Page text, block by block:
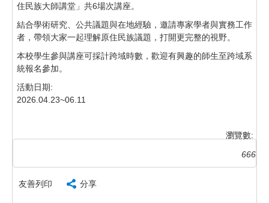
住民族大師講堂」共6場次講座。
結合學術研究、公共議題與在地經驗，邀請專家學者與實務工作
者，帶領大家一起理解原住民族議題，打開更完整的視野。
本校學生參與講座可採計跨域時數，歡迎有興趣的師生至跨域系
統報名參加。
活動日期:
2026.04.23~06.11
瀏覽數:
666
友善列印 分享